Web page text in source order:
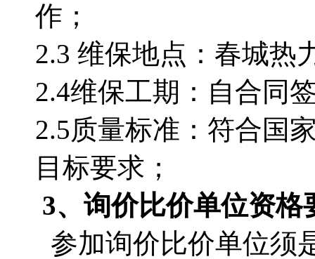
作；
2.3 维保地点：春城热
2.4维保工期：自合同
2.5质量标准：符合国
目标要求；
3、询价比价单位资格
参加询价比价单位须